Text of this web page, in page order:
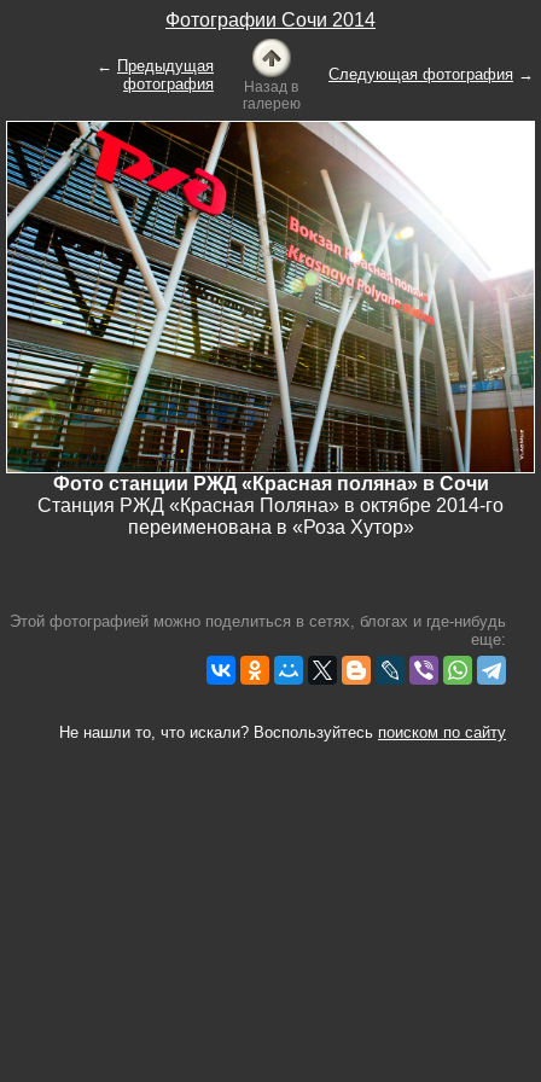
Фотографии Сочи 2014
← Предыдущая
фотография
Назад в
галерею
Следующая фотография →
Фото станции РЖД «Красная поляна» в Сочи
Станция РЖД «Красная Поляна» в октябре 2014-го
переименована в «Роза Хутор»
Этой фотографией можно поделиться в сетях, блогах и где-нибудь
еще:
Не нашли то, что искали? Воспользуйтесь поиском по сайту